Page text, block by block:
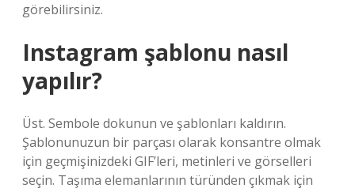
görebilirsiniz.
Instagram şablonu nasıl
yapılır?
Üst. Sembole dokunun ve şablonları kaldırın.
Şablonunuzun bir parçası olarak konsantre olmak
için geçmişinizdeki GIF’leri, metinleri ve görselleri
seçin. Taşıma elemanlarının türünden çıkmak için